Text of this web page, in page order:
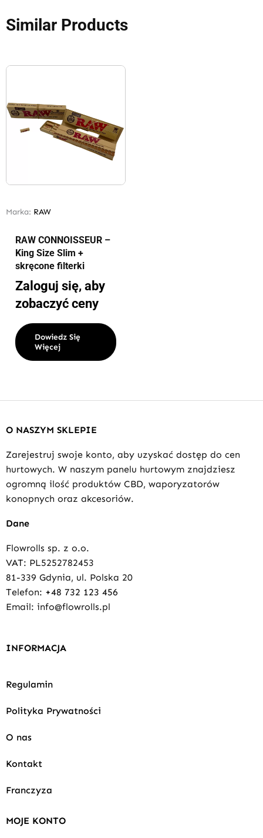
Similar Products
Marka: RAW
RAW CONNOISSEUR –
King Size Slim +
skręcone filterki
Zaloguj się, aby
zobaczyć ceny
Dowiedz Się
Więcej
O NASZYM SKLEPIE
Zarejestruj swoje konto, aby uzyskać dostęp do cen
hurtowych. W naszym panelu hurtowym znajdziesz
ogromną ilość produktów CBD, waporyzatorów
konopnych oraz akcesoriów.
Dane
Flowrolls sp. z o.o.
VAT: PL5252782453
81-339 Gdynia, ul. Polska 20
Telefon: +48 732 123 456
Email: info@flowrolls.pl
INFORMACJA
Regulamin
Polityka Prywatności
O nas
Kontakt
Franczyza
MOJE KONTO